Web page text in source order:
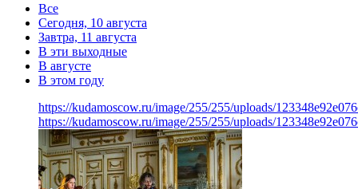
Все
Сегодня, 10 августа
Завтра, 11 августа
В эти выходные
В августе
В этом году
https://kudamoscow.ru/image/255/255/uploads/
https://kudamoscow.ru/image/255/255/uploads/